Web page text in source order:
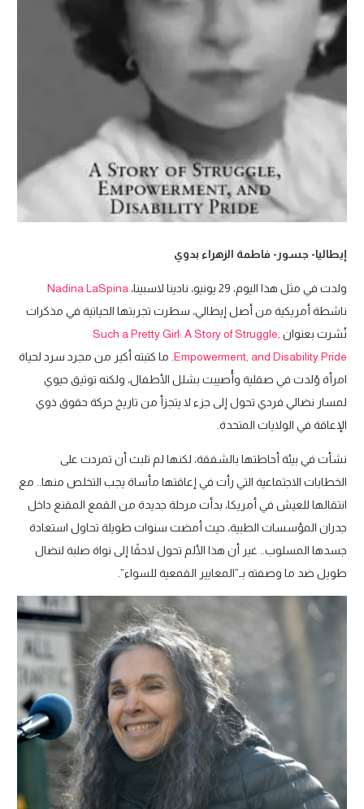
إيطاليا- جسور- فاطمة الزهراء بدوي
ولدت في مثل هذا اليوم، 29 يونيو، نادينا لاسبينا،
Nadina LaSpina
ناشطة أمريكية من أصل إيطالي، سطرت تجربتها الحياتية في مذكرات
نُشرت بعنوان Such a Pretty Girl: A Story of Struggle,
Empowerment, and Disability Pride. ما كتبته أكبر من مجرد سرد لحياة
امرأة وُلدت في صقلية وأُصيبت بشلل الأطفال، ولكنه توثيق حيوي
لمسار نضالي فردي تحول إلى جزء لا يتجزأ من تاريخ حركة حقوق ذوي
الإعاقة في الولايات المتحدة.
نشأت في بيئة أحاطتها بالشفقة، لكنها لم تلبث أن تمردت على
الخطابات الاجتماعية التي رأت في إعاقتها مأساة يجب التخلص منها.. مع
انتقالها للعيش في أمريكا، بدأت مرحلة جديدة من القمع المقنع داخل
جدران المؤسسات الطبية، حيث أمضت سنوات طويلة تحاول استعادة
جسدها المسلوب.. غير أن هذا الألم تحول لاحقًا إلى نواة صلبة لنضال
طويل ضد ما وصفته بـ”المعايير القمعية للسواء”.